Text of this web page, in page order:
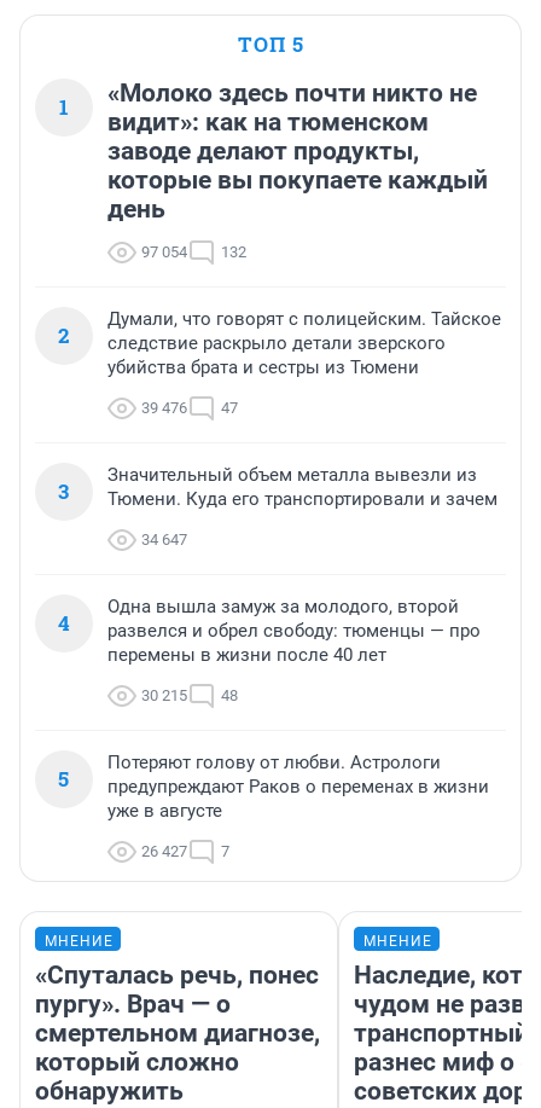
ТОП 5
1
«Молоко здесь почти никто не
видит»: как на тюменском
заводе делают продукты,
которые вы покупаете каждый
день
97 054 132
2
Думали, что говорят с полицейским. Тайское
следствие раскрыло детали зверского
убийства брата и сестры из Тюмени
39 476 47
3
Значительный объем металла вывезли из
Тюмени. Куда его транспортировали и зачем
34 647
4
Одна вышла замуж за молодого, второй
развелся и обрел свободу: тюменцы — про
перемены в жизни после 40 лет
30 215 48
5
Потеряют голову от любви. Астрологи
предупреждают Раков о переменах в жизни
уже в августе
26 427 7
МНЕНИЕ
«Спуталась речь, понес
пургу». Врач — о
смертельном диагнозе,
который сложно
обнаружить
МНЕНИЕ
Наследие,
чудом не
транспортный
разнес миф о
советских